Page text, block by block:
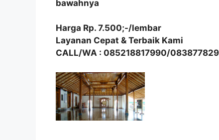
bawahnya
Harga Rp. 7.500;-/lembar
Layanan Cepat & Terbaik Kami
CALL/WA : 085218817990/